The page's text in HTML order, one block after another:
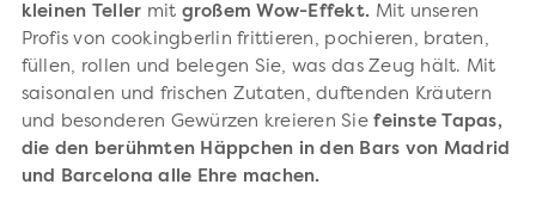
kleinen Teller mit großem Wow-Effekt. Mit unseren
Profis von cookingberlin frittieren, pochieren, braten,
füllen, rollen und belegen Sie, was das Zeug hält. Mit
saisonalen und frischen Zutaten, duftenden Kräutern
und besonderen Gewürzen kreieren Sie feinste Tapas,
die den berühmten Häppchen in den Bars von Madrid
und Barcelona alle Ehre machen.